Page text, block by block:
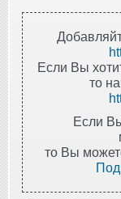
Если Вы
то
Если
то Вы